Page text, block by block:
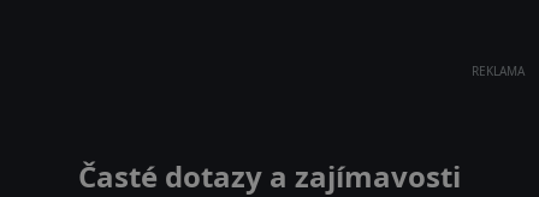
REKLAMA
Časté dotazy a zajímavosti